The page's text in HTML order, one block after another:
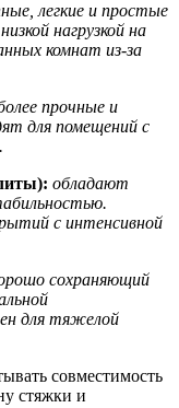
легкие и простые
нагрузкой на
комнат из-за
прочные и
для помещений с
обладают
с интенсивной
сохраняющий
для тяжелой
совместимость
стяжки и